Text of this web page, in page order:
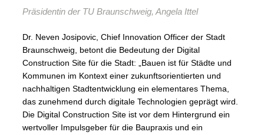
Präsidentin der TU Braunschweig, Angela Ittel
Dr. Neven Josipovic, Chief Innovation Officer der Stadt
Braunschweig, betont die Bedeutung der Digital
Construction Site für die Stadt: „Bauen ist für Städte und
Kommunen im Kontext einer zukunftsorientierten und
nachhaltigen Stadtentwicklung ein elementares Thema,
das zunehmend durch digitale Technologien geprägt wird.
Die Digital Construction Site ist vor dem Hintergrund ein
wertvoller Impulsgeber für die Baupraxis und ein